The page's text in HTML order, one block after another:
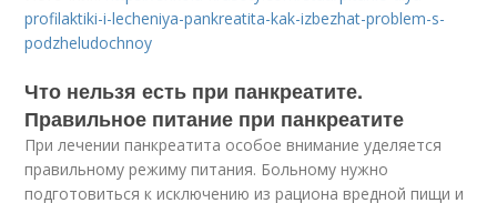
profilaktiki-i-lecheniya-pankreatita-kak-izbezhat-problem-s-
podzheludochnoy
Что нельзя есть при панкреатите.
Правильное питание при панкреатите
При лечении панкреатита особое внимание уделяется
правильному режиму питания. Больному нужно
подготовиться к исключению из рациона вредной пищи и